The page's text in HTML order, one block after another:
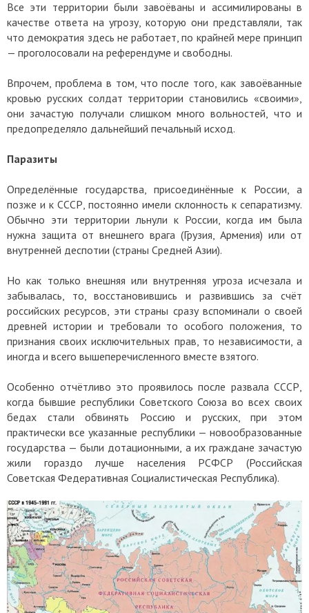
Все эти территории были завоёваны и ассимилированы в
качестве ответа на угрозу, которую они представляли, так
что демократия здесь не работает, по крайней мере принцип
— проголосовали на референдуме и свободны.
Впрочем, проблема в том, что после того, как завоёванные
кровью русских солдат территории становились «своими»,
они зачастую получали слишком много вольностей, что и
предопределяло дальнейший печальный исход.
Паразиты
Определённые государства, присоединённые к России, а
позже и к СССР, постоянно имели склонность к сепаратизму.
Обычно эти территории льнули к России, когда им была
нужна защита от внешнего врага (Грузия, Армения) или от
внутренней деспотии (страны Средней Азии).
Но как только внешняя или внутренняя угроза исчезала и
забывалась, то, восстановившись и развившись за счёт
российских ресурсов, эти страны сразу вспоминали о своей
древней истории и требовали то особого положения, то
признания своих исключительных прав, то независимости, а
иногда и всего вышеперечисленного вместе взятого.
Особенно отчётливо это проявилось после развала СССР,
когда бывшие республики Советского Союза во всех своих
бедах стали обвинять Россию и русских, при этом
практически все указанные республики — новообразованные
государства — были дотационными, а их граждане зачастую
жили гораздо лучше населения РСФСР (Российская
Советская Федеративная Социалистическая Республика).